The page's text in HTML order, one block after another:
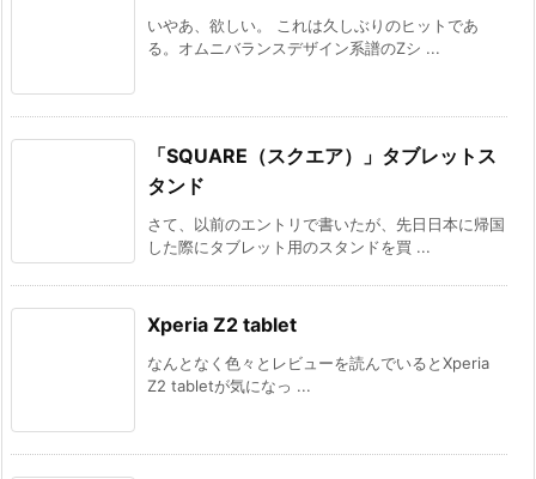
いやあ、欲しい。 これは久しぶりのヒットであ
る。オムニバランスデザイン系譜のZシ ...
「SQUARE（スクエア）」タブレットス
タンド
さて、以前のエントリで書いたが、先日日本に帰国
した際にタブレット用のスタンドを買 ...
Xperia Z2 tablet
なんとなく色々とレビューを読んでいるとXperia
Z2 tabletが気になっ ...